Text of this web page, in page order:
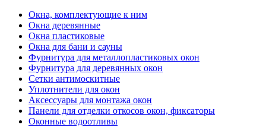
Окна, комплектующие к ним
Окна деревянные
Окна пластиковые
Окна для бани и сауны
Фурнитура для металлопластиковых окон
Фурнитура для деревянных окон
Сетки антимоскитные
Уплотнители для окон
Аксессуары для монтажа окон
Панели для отделки откосов окон, фиксаторы
Оконные водоотливы